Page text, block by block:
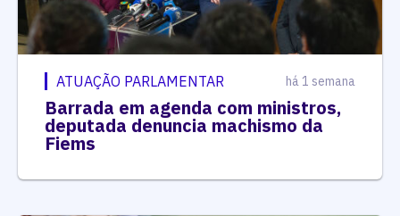
ATUAÇÃO PARLAMENTAR há 1 semana
Barrada em agenda com ministros,
deputada denuncia machismo da
Fiems